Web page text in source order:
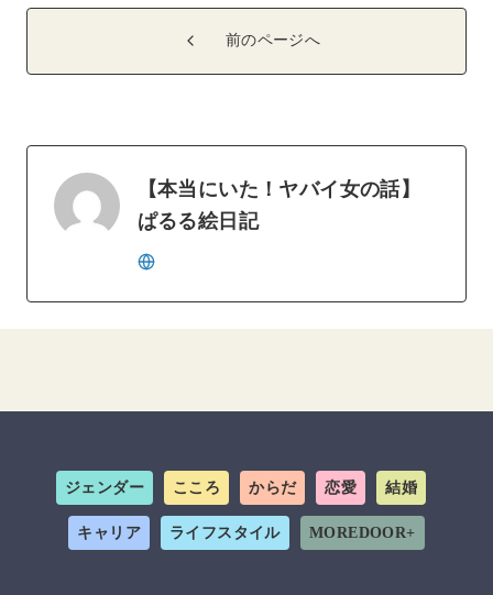
前のページへ
【本当にいた！ヤバイ女の話】
ぱるる絵日記
ジェンダー こころ からだ 恋愛 結婚
キャリア ライフスタイル MOREDOOR+